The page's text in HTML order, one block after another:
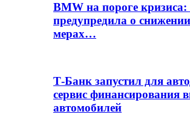
BMW на пороге
предупредила о
мерах…
Т-Банк запустил для
сервис финансирования
автомобилей